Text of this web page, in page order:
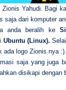
Zionis Yahudi. Bagi
saja dari komputer
anda beralih ke
Ubuntu (Linux).
ada logo Zionis nya :).
saja yang juga
disikapi dengan